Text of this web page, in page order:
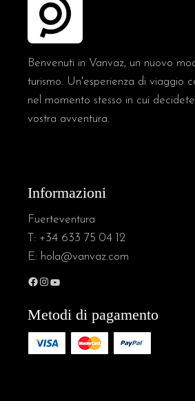
Benvenuti in Vanvaz, un nuovo
turismo. Un'esperienza di viaggio
nel momento stesso in cui
vostra avventura.
Informazioni
Fuerteventura
T: +34 633 75 04 12
E: hola@vanvaz.com
Metodi di pagamento